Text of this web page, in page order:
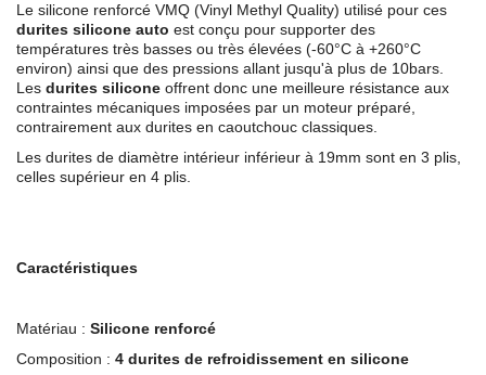
Le silicone renforcé VMQ (Vinyl Methyl Quality) utilisé pour ces
durites silicone auto est conçu pour supporter des
températures très basses ou très élevées (-60°C à +260°C
environ) ainsi que des pressions allant jusqu'à plus de 10bars.
Les durites silicone offrent donc une meilleure résistance aux
contraintes mécaniques imposées par un moteur préparé,
contrairement aux durites en caoutchouc classiques.
Les durites de diamètre intérieur inférieur à 19mm sont en 3 plis,
celles supérieur en 4 plis.
Caractéristiques
Matériau : Silicone renforcé
Composition : 4 durites de refroidissement en silicone